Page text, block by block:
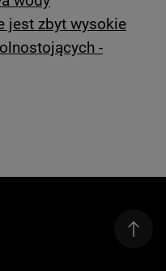
jest zbyt wysokie
-